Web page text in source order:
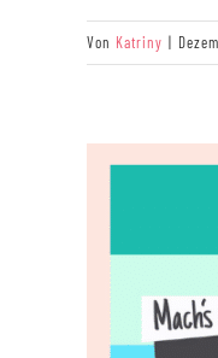
Von Katriny |